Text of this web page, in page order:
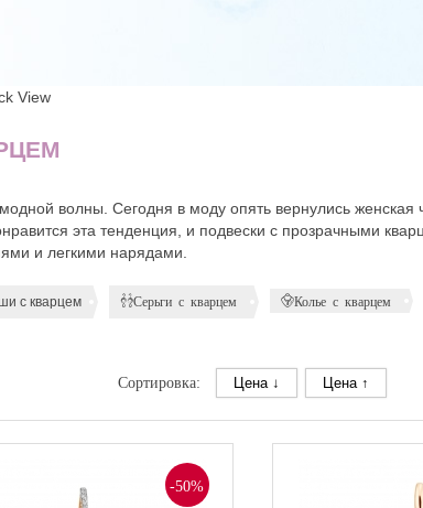
View
волны. Сегодня в моду опять вернулись
эта тенденция, и подвески с прозрачными
и легкими нарядами.
с кварцем Серьги с кварцем Колье с кварцем
Сортировка: Цена ↓ Цена ↑
-50%